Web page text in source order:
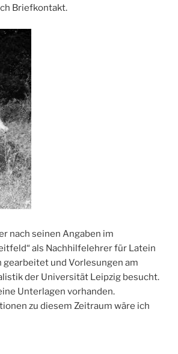
Briefkontakt.
nach seinen Angaben im
als Nachhilfelehrer für Latein
und Vorlesungen am
der Universität Leipzig besucht.
Unterlagen vorhanden.
zu diesem Zeitraum wäre ich